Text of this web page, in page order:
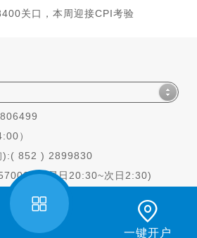
关口，本周迎接CPI考验
）
):( 852 ) 2899830
(交易日20:30~次日2:30)
香港中辉国际金融控股有限公司 版權所有
一键开户